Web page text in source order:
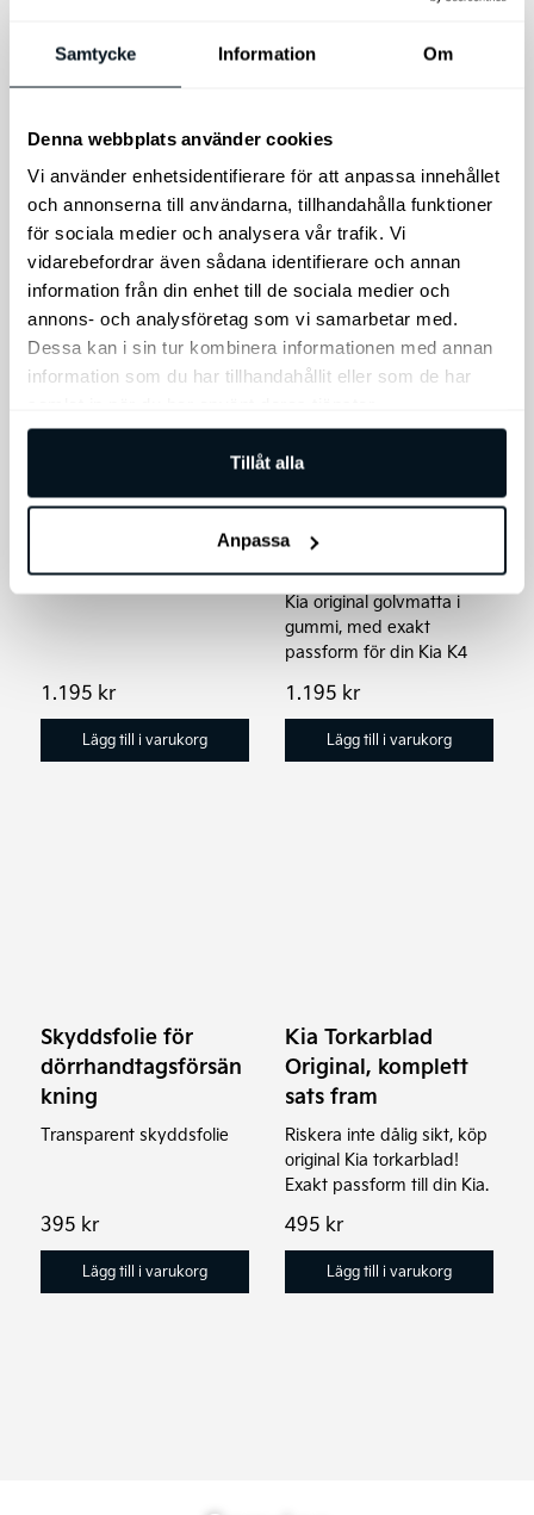
Samtycke Information Om
Denna webbplats använder cookies
Vi använder enhetsidentifierare för att anpassa innehållet
och annonserna till användarna, tillhandahålla funktioner
för sociala medier och analysera vår trafik. Vi
vidarebefordrar även sådana identifierare och annan
information från din enhet till de sociala medier och
annons- och analysföretag som vi samarbetar med.
Dessa kan i sin tur kombinera informationen med annan
information som du har tillhandahållit eller som de har
Tillåt alla
Anpassa
495 kr
Lägg till i varukorg
aluminiumfälgar för stöld
695 kr
Lägg till i varukorg
Kia K4 vindavvisare,
Vindavvisare fram
1.195 kr
Lägg till i varukorg
Kia K4 Original
Golvmattor, gummi
Skydda bilens golv med
Kia original golvmatta i
gummi, med exakt
passform för din Kia K4
1.195 kr
Lägg till i varukorg
Skyddsfolie för
dörrhandtagsförsän
kning
Transparent skyddsfolie
395 kr
Lägg till i varukorg
Kia Torkarblad
Original, komplett
sats fram
Riskera inte dålig sikt, köp
original Kia torkarblad!
Exakt passform till din Kia.
495 kr
Lägg till i varukorg